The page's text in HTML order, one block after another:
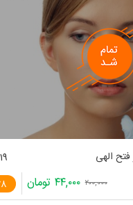
الهی
۲۰۰,۰۰۰ ۴۴,۰۰۰ تومان